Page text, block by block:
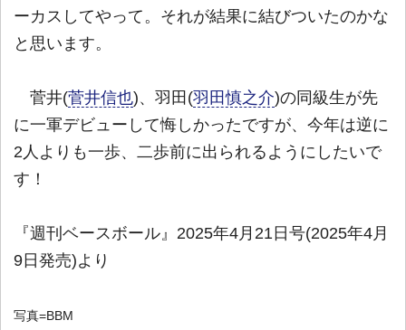
ーカスしてやって。それが結果に結びついたのかな
と思います。
菅井(菅井信也)、羽田(羽田慎之介)の同級生が先
に一軍デビューして悔しかったですが、今年は逆に
2人よりも一歩、二歩前に出られるようにしたいで
す！
『週刊ベースボール』2025年4月21日号(2025年4月
9日発売)より
写真=BBM